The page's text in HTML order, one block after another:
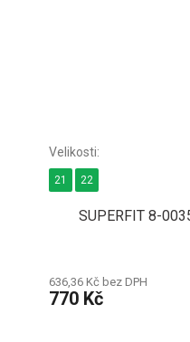
SUPERFIT 8-
636,36 Kč bez DPH
770 Kč
21 22